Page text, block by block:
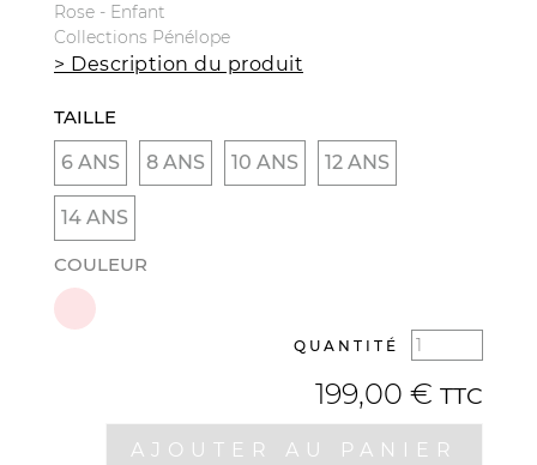
Rose - Enfant
Collections Pénélope
> Description du produit
TAILLE
6 ANS
8 ANS 10 ANS 12 ANS
14 ANS
COULEUR
QUANTITÉ
199,00 € TTC
AJOUTER AU PANIER